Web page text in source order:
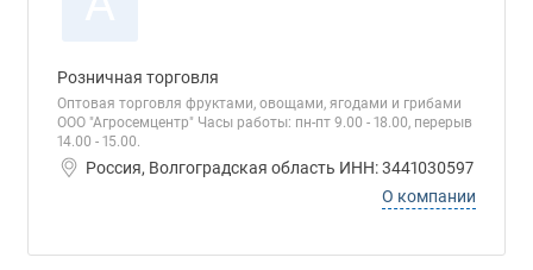
Розничная торговля
Оптовая торговля фруктами, овощами, ягодами и грибами
ООО "Агросемцентр" Часы работы: пн-пт 9.00 - 18.00, перерыв
14.00 - 15.00.
Россия, Волгоградская область ИНН: 3441030597
О компании